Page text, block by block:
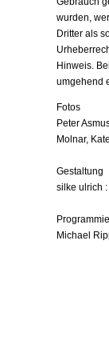
wurden,
Dritter als
Hinweis.
umgehend
Fotos
Peter
Molnar,
Gestaltung
silke ulrich
Michael